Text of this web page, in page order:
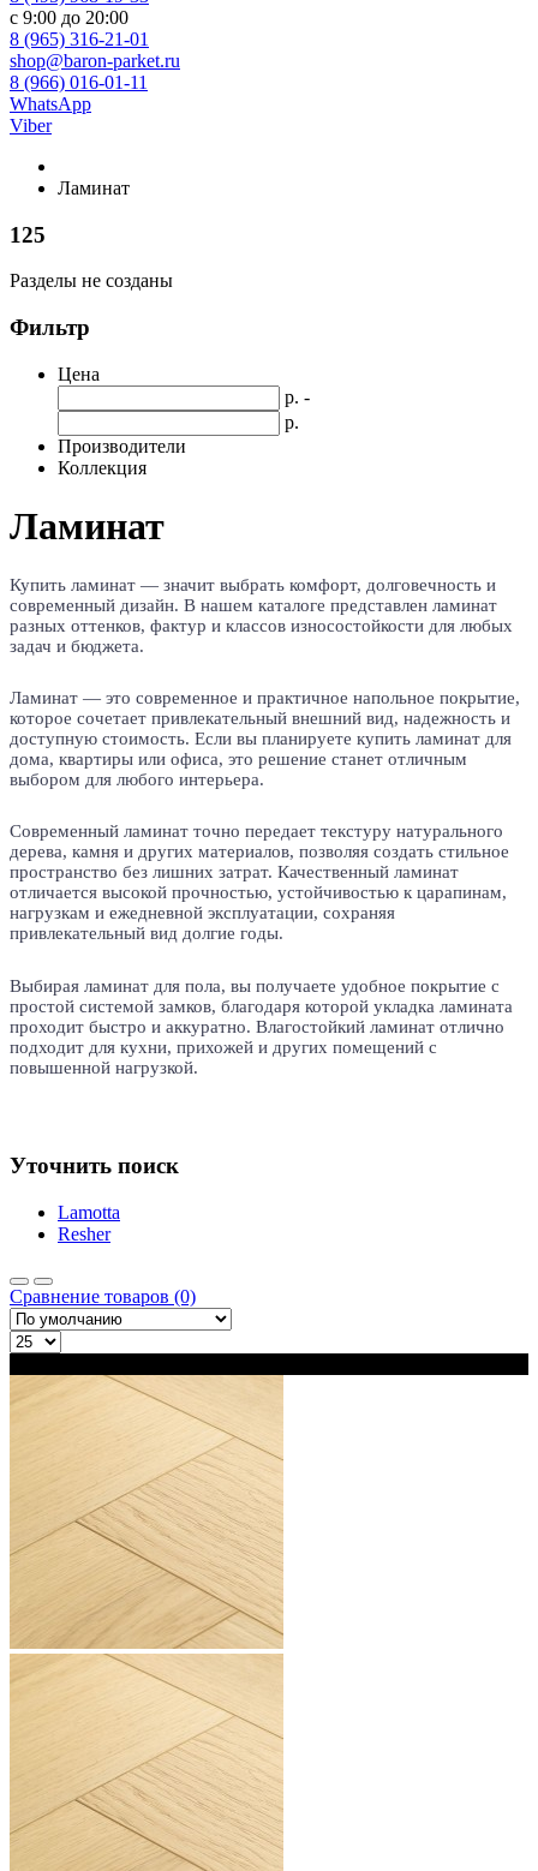
с 9:00 до 20:00
8 (965) 316-21-01
shop@baron-parket.ru
8 (966) 016-01-11
WhatsApp
Viber
Ламинат
125
Разделы не созданы
Фильтр
Цена
р. -
р.
Производители
Коллекция
Ламинат
Купить ламинат — значит выбрать комфорт, долговечность и
современный дизайн. В нашем каталоге представлен ламинат
разных оттенков, фактур и классов износостойкости для любых
задач и бюджета.
Ламинат — это современное и практичное напольное покрытие,
которое сочетает привлекательный внешний вид, надежность и
доступную стоимость. Если вы планируете купить ламинат для
дома, квартиры или офиса, это решение станет отличным
выбором для любого интерьера.
Современный ламинат точно передает текстуру натурального
дерева, камня и других материалов, позволяя создать стильное
пространство без лишних затрат. Качественный ламинат
отличается высокой прочностью, устойчивостью к царапинам,
нагрузкам и ежедневной эксплуатации, сохраняя
привлекательный вид долгие годы.
Выбирая ламинат для пола, вы получаете удобное покрытие с
простой системой замков, благодаря которой укладка ламината
проходит быстро и аккуратно. Влагостойкий ламинат отлично
подходит для кухни, прихожей и других помещений с
повышенной нагрузкой.
Уточнить поиск
Lamotta
Resher
Сравнение товаров (0)